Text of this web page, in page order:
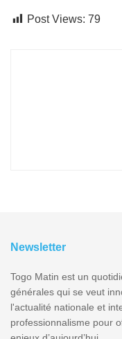
Post Views: 79
Newsletter
Togo Matin est un
générales qui se veut
l'actualité nationale et
professionnalisme pour